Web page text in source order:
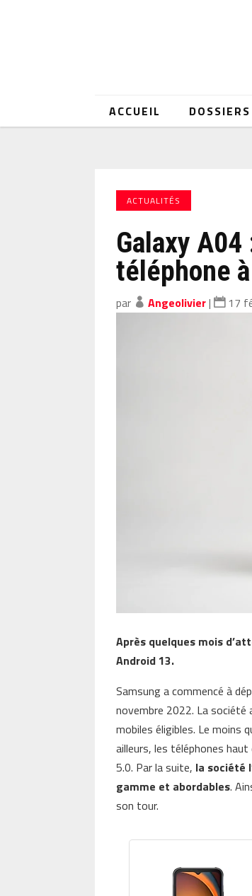
ACCUEIL DOSSIERS
ACTUALITÉS
Galaxy
téléphone
par Angeolivier| 17
Après quelques mois
Android 13.
Samsung a commencé à
novembre 2022. La société
mobiles éligibles. Le moins
ailleurs, les téléphones
5.0. Par la suite, la société
gamme et abordables.
son tour.